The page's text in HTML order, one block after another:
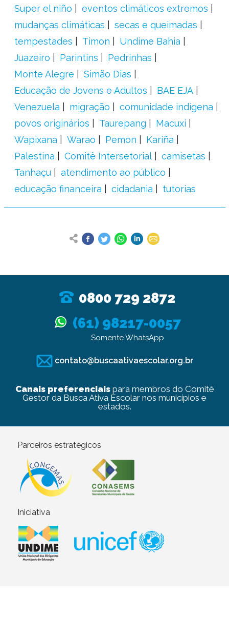
Super el niño
eventos climáticos extremos
mudanças climáticas
secas e queimadas
tempestades
Timon
Undime Bahia
Juazeiro
Parintins
Pedrinhas
Monte Alegre
Simão Dias
Educação de Jovens e Adultos
BAE EJA
Venezuela
migração
comunidade indígena
povos originários
Taurepang
Macuxi
Wapixana
Warao Pemon
Kariña
Palestina
Comitê Intersetorial
camisetas
Tanhaçu
atendimento ao público
educação financeira
cidadania tutorias
0800 729 2872
(61) 98217-0057
Somente WhatsApp
contato@buscaativaescolar.org.br
Canais preferenciaispara membros do Comitê
Gestor da Busca Ativa Escolar nos municípios e
estados.
Parceiros estratégicos
Iniciativa